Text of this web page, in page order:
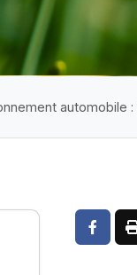
automobile